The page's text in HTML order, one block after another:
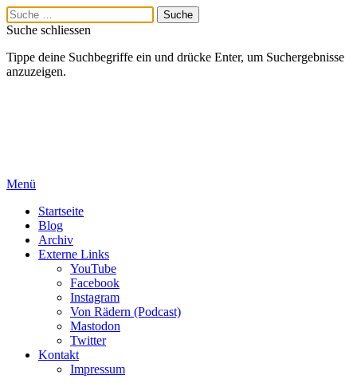
Suche schliessen
Tippe deine Suchbegriffe ein und drücke Enter, um Suchergebnisse
anzuzeigen.
Menü
Startseite
Blog
Archiv
Externe Links
YouTube
Facebook
Instagram
Von Rädern (Podcast)
Mastodon
Twitter
Kontakt
Impressum